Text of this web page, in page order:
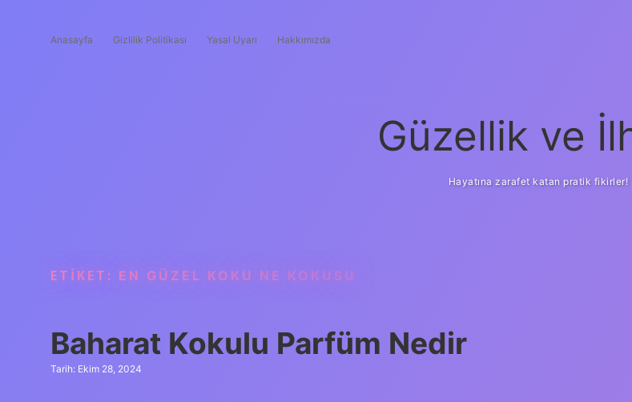
Anasayfa Gizlilik Politikası Yasal Uyarı Hakkımızda
Güzellik ve
Hayatına zarafet katan pratik fikirler!
ETIKET: EN GÜZEL KOKU NE KOKUSU
Baharat Kokulu Parfüm Nedir
Tarih: Ekim 28, 2024